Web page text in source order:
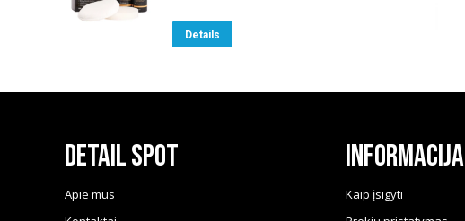
Details
Detail Spot
Apie mus
Informacija
Kaip įsigyti